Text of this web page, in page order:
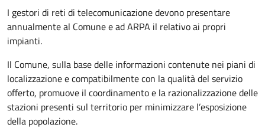
I gestori di reti di telecomunicazione devono presentare
annualmente al Comune e ad ARPA il relativo ai propri
impianti.
Il Comune, sulla base delle informazioni contenute nei piani di
localizzazione ecompatibilmente con la qualità del servizio
offerto, promuove il coordinamento e la razionalizzazione delle
stazioni presenti sul territorio per minimizzare l’esposizione
della popolazione.